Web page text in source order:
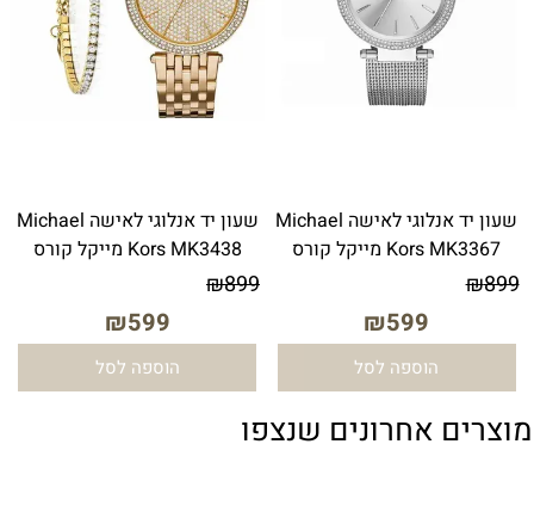
שעון יד אנלוגי לאישה Michael
Kors MK3367 מייקל קורס
₪899
₪599
הוספה לסל
שעון יד ‏אנלוגי ‏לאישה Michael
Kors MK3438 מייקל קורס
₪899
₪599
הוספה לסל
מוצרים אחרונים שנצפו